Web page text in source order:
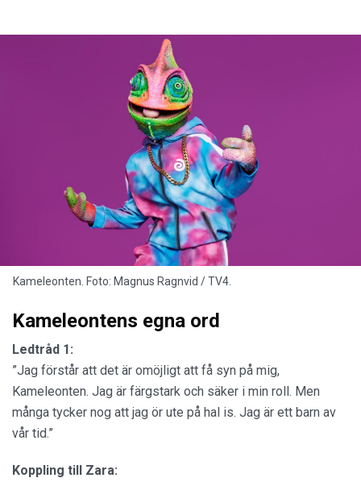
Kameleonten. Foto: Magnus Ragnvid / TV4.
Kameleontens egna ord
Ledtråd 1:
”Jag förstår att det är omöjligt att få syn på mig,
Kameleonten. Jag är färgstark och säker i min roll. Men
många tycker nog att jag ör ute på hal is. Jag är ett barn av
vår tid.”
Koppling till Zara: